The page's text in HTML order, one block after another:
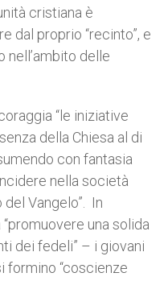
cristiana è
dal proprio “recinto”, e
nell’ambito delle
“le iniziative
della Chiesa al di
con fantasia
nella società
Vangelo”. In
una solida
dei fedeli” – i giovani
formino “coscienze